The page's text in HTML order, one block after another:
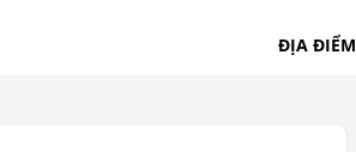
ĐỊA ĐIỂM